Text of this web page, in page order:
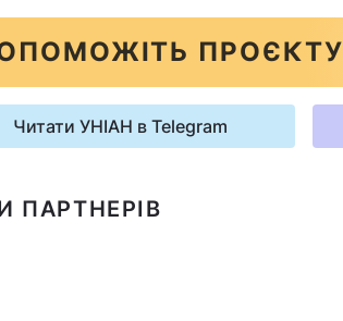
ПРОЄКТУ
Читати УНІАН в Telegram
ПАРТНЕРІВ